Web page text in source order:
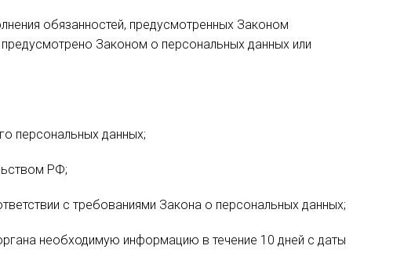
обязанностей, предусмотренных Законом
Законом о персональных данных или
персональных данных;
РФ;
с требованиями Закона о персональных данных;
необходимую информацию в течение 10 дней с даты